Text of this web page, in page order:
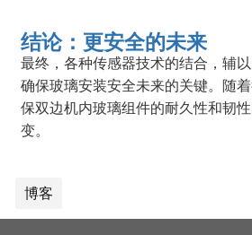
结论：更安全的未来
最终，各种传感器技术的结合，辅
确保玻璃安装安全未来的关键。随
保双边机内玻璃组件的耐久性和韧
变。
博客